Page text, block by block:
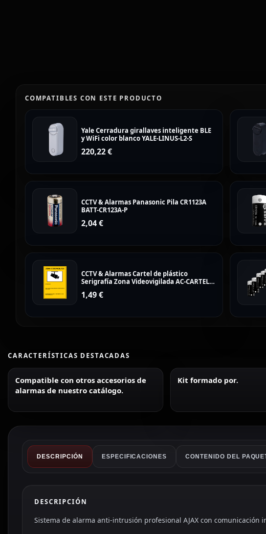
COMPATIBLES CON ESTE PRODUCTO
Yale Cerradura girallaves inteligente BLE
y WiFi color blanco YALE-LINUS-L2-S
220,22€
CCTV & Alarmas Panasonic Pila CR1123A
BATT-CR123A-P
2,04€
CCTV & Alarmas Cartel de plástico
Serigrafía Zona Videovigilada AC-CARTEL-
1,49€
CARACTERÍSTICAS DESTACADAS
Compatible con otros accesorios de
alarmas de nuestro catálogo.
Kit formado por.
DESCRIPCIÓN ESPECIFICACIONES CONTENIDO DEL
DESCRIPCIÓN
Sistema de alarma anti-intrusión profesional AJAX con comunicación